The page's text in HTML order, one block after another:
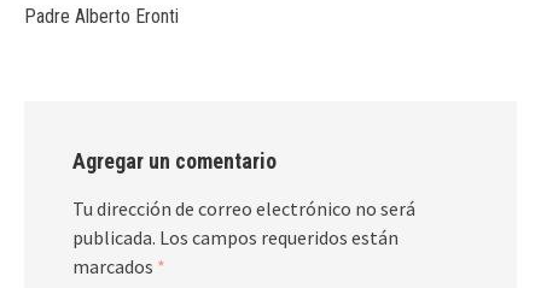
Padre Alberto Eronti
Agregar un comentario
Tu dirección de correo electrónico no será
publicada. Los campos requeridos están
marcados *